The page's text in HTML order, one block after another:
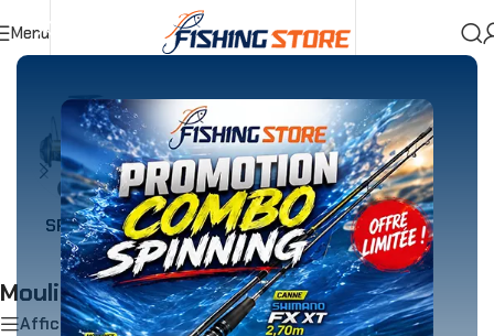
Menu
Accueil»Pêche en Bateau»Moulinet Pêche en Bateau
SPINNING & JIGGINGS CASTING
Moulinet Pêche en Bateau
Afficher les filtres